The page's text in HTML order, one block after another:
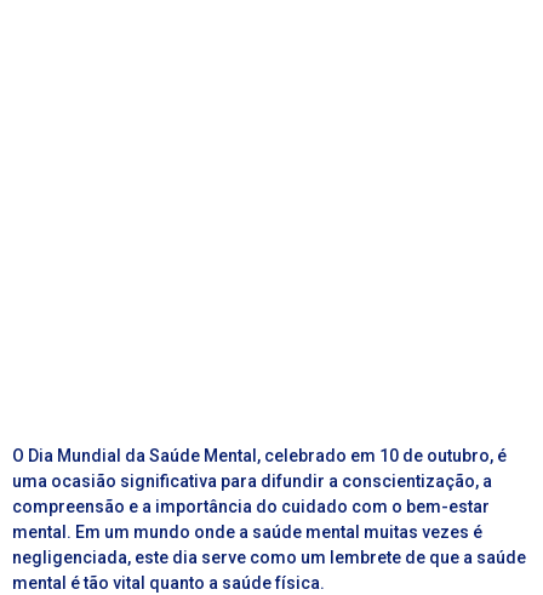
O Dia Mundial da Saúde Mental, celebrado em 10 de outubro, é
uma ocasião significativa para difundir a conscientização, a
compreensão e a importância do cuidado com o bem-estar
mental. Em um mundo onde a saúde mental muitas vezes é
negligenciada, este dia serve como um lembrete de que a saúde
mental é tão vital quanto a saúde física.